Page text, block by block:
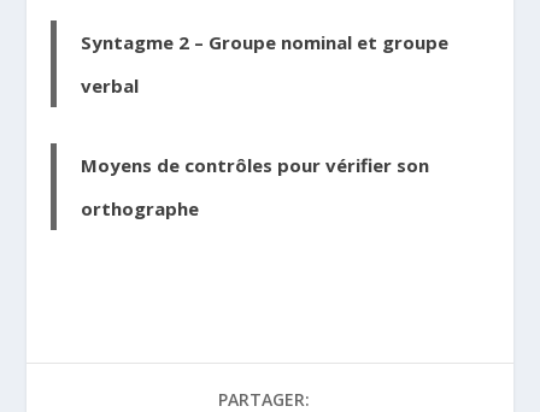
Syntagme 2 – Groupe nominal et groupe
verbal
Moyens de contrôles pour vérifier son
orthographe
PARTAGER: